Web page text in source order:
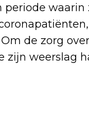
periode
de zorg
zijn weerslag